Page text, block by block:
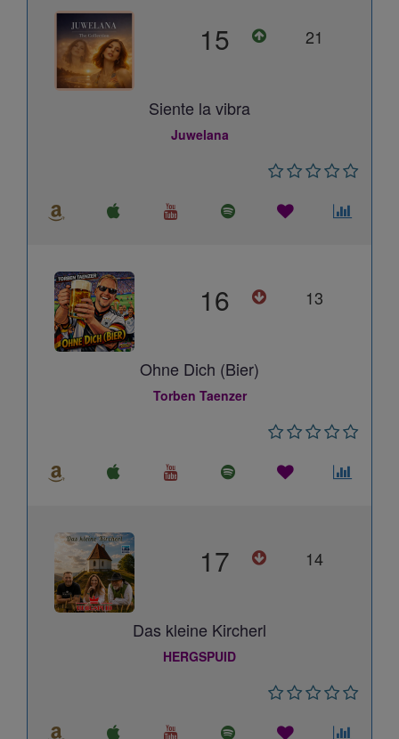
15 21
Siente la vibra
Juwelana
16 13
Ohne Dich (Bier)
Torben Taenzer
17 14
Das kleine Kircherl
HERGSPUID